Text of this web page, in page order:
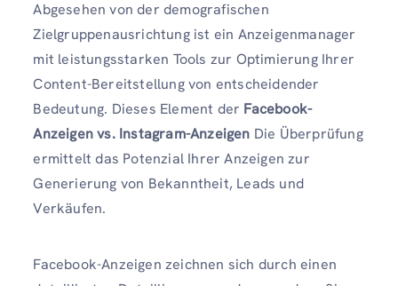
Abgesehen von der demografischen
Zielgruppenausrichtung ist ein Anzeigenmanager
mit leistungsstarken Tools zur Optimierung Ihrer
Content-Bereitstellung von entscheidender
Bedeutung. Dieses Element der Facebook-
Anzeigen vs. Instagram-Anzeigen Die Überprüfung
ermittelt das Potenzial Ihrer Anzeigen zur
Generierung von Bekanntheit, Leads und
Verkäufen.
Facebook-Anzeigen zeichnen sich durch einen